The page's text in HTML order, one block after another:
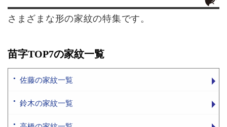
さまざまな形の家紋の特集です。
苗字TOP7の家紋一覧
佐藤の家紋一覧
鈴木の家紋一覧